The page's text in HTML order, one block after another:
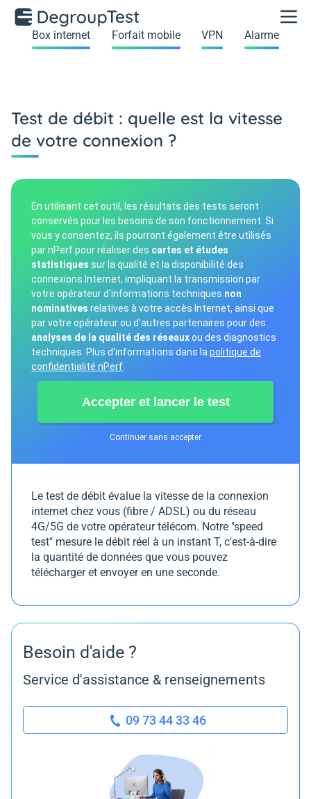
Box internet Forfait mobile VPN Alarme
Test de débit : quelle est la vitesse
de votre connexion ?
Le test de débit évalue la vitesse de la connexion
internet chez vous (fibre / ADSL) ou du réseau
4G/5G de votre opérateur télécom. Notre "speed
test" mesure le débit réel à un instant T, c'est-à-dire
la quantité de données que vous pouvez
télécharger et envoyer en une seconde.
Besoin d'aide ?
Service d'assistance & renseignements
09 73 44 33 46
Service d'assistance & renseignements
semaine de 9h à 19h et le samedi de 10h à 17h.